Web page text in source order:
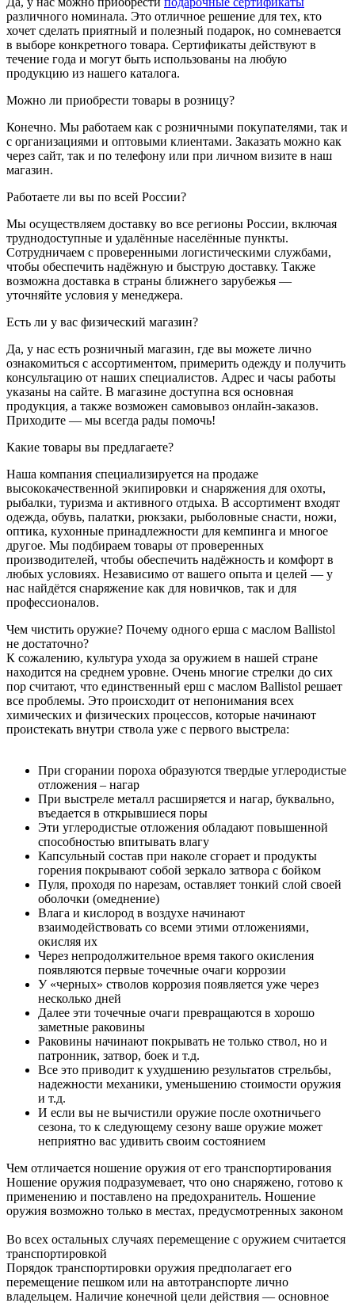
различного номинала. Это отличное решение для тех, кто
хочет сделать приятный и полезный подарок, но сомневается
в выборе конкретного товара. Сертификаты действуют в
течение года и могут быть использованы на любую
продукцию из нашего каталога.
Можно ли приобрести товары в розницу?
Конечно. Мы работаем как с розничными покупателями, так и
с организациями и оптовыми клиентами. Заказать можно как
через сайт, так и по телефону или при личном визите в наш
магазин.
Работаете ли вы по всей России?
Мы осуществляем доставку во все регионы России, включая
труднодоступные и удалённые населённые пункты.
Сотрудничаем с проверенными логистическими службами,
чтобы обеспечить надёжную и быструю доставку. Также
возможна доставка в страны ближнего зарубежья —
уточняйте условия у менеджера.
Есть ли у вас физический магазин?
Да, у нас есть розничный магазин, где вы можете лично
ознакомиться с ассортиментом, примерить одежду и получить
консультацию от наших специалистов. Адрес и часы работы
указаны на сайте. В магазине доступна вся основная
продукция, а также возможен самовывоз онлайн-заказов.
Приходите — мы всегда рады помочь!
Какие товары вы предлагаете?
Наша компания специализируется на продаже
высококачественной экипировки и снаряжения для охоты,
рыбалки, туризма и активного отдыха. В ассортимент входят
одежда, обувь, палатки, рюкзаки, рыболовные снасти, ножи,
оптика, кухонные принадлежности для кемпинга и многое
другое. Мы подбираем товары от проверенных
производителей, чтобы обеспечить надёжность и комфорт в
любых условиях. Независимо от вашего опыта и целей — у
нас найдётся снаряжение как для новичков, так и для
профессионалов.
Чем чистить оружие? Почему одного ерша с маслом Ballistol
не достаточно?
К сожалению, культура ухода за оружием в нашей стране
находится на среднем уровне. Очень многие стрелки до сих
пор считают, что единственный ерш с маслом Ballistol решает
все проблемы. Это происходит от непонимания всех
химических и физических процессов, которые начинают
проистекать внутри ствола уже с первого выстрела:
При сгорании пороха образуются твердые углеродистые
отложения – нагар
При выстреле металл расширяется и нагар, буквально,
въедается в открывшиеся поры
Эти углеродистые отложения обладают повышенной
способностью впитывать влагу
Капсульный состав при наколе сгорает и продукты
горения покрывают собой зеркало затвора с бойком
Пуля, проходя по нарезам, оставляет тонкий слой своей
оболочки (омеднение)
Влага и кислород в воздухе начинают
взаимодействовать со всеми этими отложениями,
окисляя их
Через непродолжительное время такого окисления
появляются первые точечные очаги коррозии
У «черных» стволов коррозия появляется уже через
несколько дней
Далее эти точечные очаги превращаются в хорошо
заметные раковины
Раковины начинают покрывать не только ствол, но и
патронник, затвор, боек и т.д.
Все это приводит к ухудшению результатов стрельбы,
надежности механики, уменьшению стоимости оружия
и т.д.
И если вы не вычистили оружие после охотничьего
сезона, то к следующему сезону ваше оружие может
неприятно вас удивить своим состоянием
Чем отличается ношение оружия от его транспортирования
Ношение оружия подразумевает, что оно снаряжено, готово к
применению и поставлено на предохранитель. Ношение
оружия возможно только в местах, предусмотренных законом
Во всех остальных случаях перемещение с оружием считается
транспортировкой
Порядок транспортировки оружия предполагает его
перемещение пешком или на автотранспорте лично
владельцем. Наличие конечной цели действия — основное